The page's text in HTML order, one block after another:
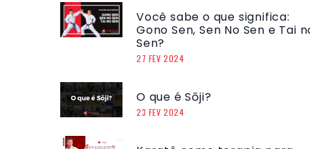
Você sabe o que significa:
Gono Sen, Sen No Sen e Tai
Sen?
27 FEV 2024
O que é Sōji?
23 FEV 2024